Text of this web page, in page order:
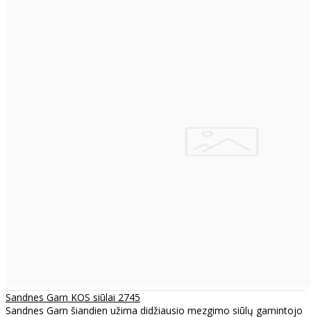
Sandnes Garn KOS siūlai 2745
Sandnes Garn šiandien užima didžiausio mezgimo siūlų gamintojo